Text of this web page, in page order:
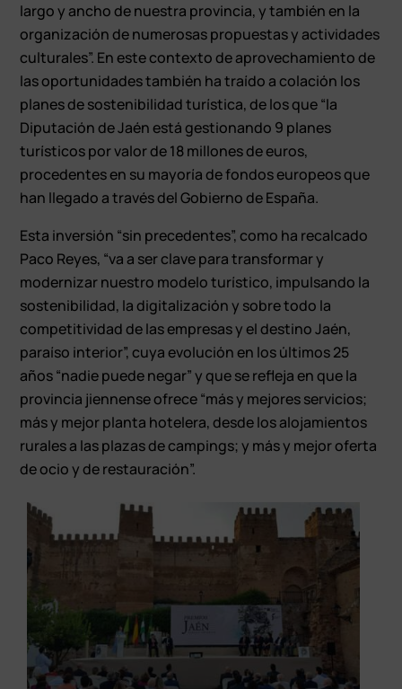
largo y ancho de nuestra provincia, y también en la
organización de numerosas propuestas y actividades
culturales”. En este contexto de aprovechamiento de
las oportunidades también ha traído a colación los
planes de sostenibilidad turística, de los que “la
Diputación de Jaén está gestionando 9 planes
turísticos por valor de 18 millones de euros,
procedentes en su mayoría de fondos europeos que
han llegado a través del Gobierno de España.
Esta inversión “sin precedentes”, como ha recalcado
Paco Reyes, “va a ser clave para transformar y
modernizar nuestro modelo turístico, impulsando la
sostenibilidad, la digitalización y sobre todo la
competitividad de las empresas y el destino Jaén,
paraíso interior”, cuya evolución en los últimos 25
años “nadie puede negar” y que se refleja en que la
provincia jiennense ofrece “más y mejores servicios;
más y mejor planta hotelera, desde los alojamientos
rurales a las plazas de campings; y más y mejor oferta
de ocio y de restauración”.